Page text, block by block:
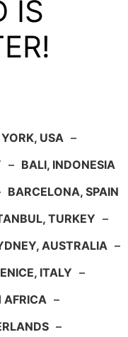
IS
USA –
– BALI, INDONESIA
BARCELONA, SPAIN
TURKEY –
AUSTRALIA –
ITALY –
AFRICA –
–